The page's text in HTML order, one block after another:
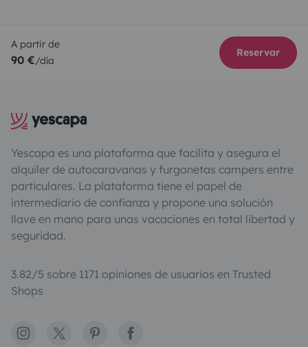
A partir de
90 €/día
Reservar
Yescapa es una plataforma que facilita y asegura el
alquiler de autocaravanas y furgonetas campers entre
particulares. La plataforma tiene el papel de
intermediario de confianza y propone una solución
llave en mano para unas vacaciones en total libertad y
seguridad.
3.82/5 sobre 1171 opiniones de usuarios en Trusted
Shops
Instagram
X PinterestFacebook